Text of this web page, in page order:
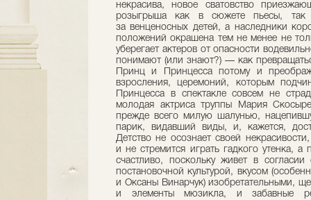
некрасива, новое сватовство
розыгрыша как в сюжете пьесы,
за венценосных детей, а наследники
положений окрашена тем не менее не
уберегает актеров от опасности
понимают (или знают?) — как
Принц и Принцесса потому и
взросления, церемоний, которым
Принцесса в спектакле совсем не
молодая актриса труппы Мария
прежде всего милую шалунью,
парик, видавший виды, и, кажется,
Детство не осознает своей
и не стремится играть гадкого утенка,
счастливо, поскольку живет в
постановочной культурой, вкусом
и Оксаны Винарчук) изобретательными,
и элементы мюзикла, и забавные